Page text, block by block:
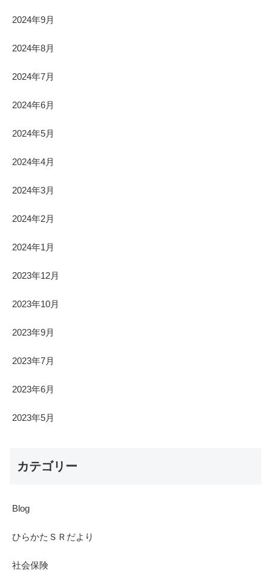
2024年9月
2024年8月
2024年7月
2024年6月
2024年5月
2024年4月
2024年3月
2024年2月
2024年1月
2023年12月
2023年10月
2023年9月
2023年7月
2023年6月
2023年5月
カテゴリー
Blog
ひらかたＳＲだより
社会保険